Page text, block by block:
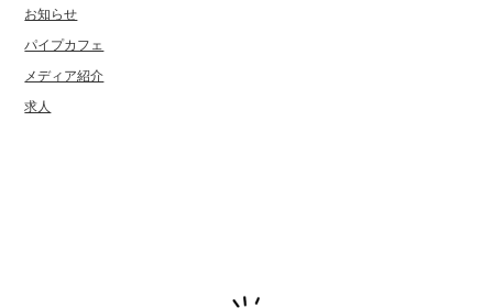
お知らせ
パイプカフェ
メディア紹介
求人